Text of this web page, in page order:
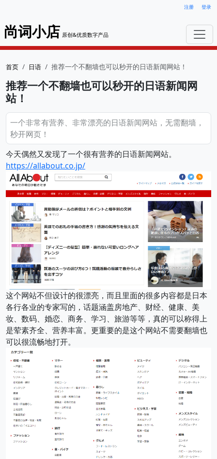
注册 登录
尚词小店 原创&优质数字产品
首页 日语 推荐一个不翻墙也可以秒开的日语新闻网站！
推荐一个不翻墙也可以秒开的日语新闻网
站！
一个非常有营养、非常漂亮的日语新闻网站，无需翻墙，
秒开网页！
今天偶然又发现了一个很有营养的日语新闻网站。
https://allabout.co.jp/
这个网站不但设计的很漂亮，而且里面的很多内容都是日本
各行各业的专家写的，话题涵盖房地产、财经、健康、美
妆、数码、婚恋、商务、学习、旅游等等，真的可以称得上
是荤素齐全、营养丰富。更重要的是这个网站不需要翻墙也
可以很流畅地打开。